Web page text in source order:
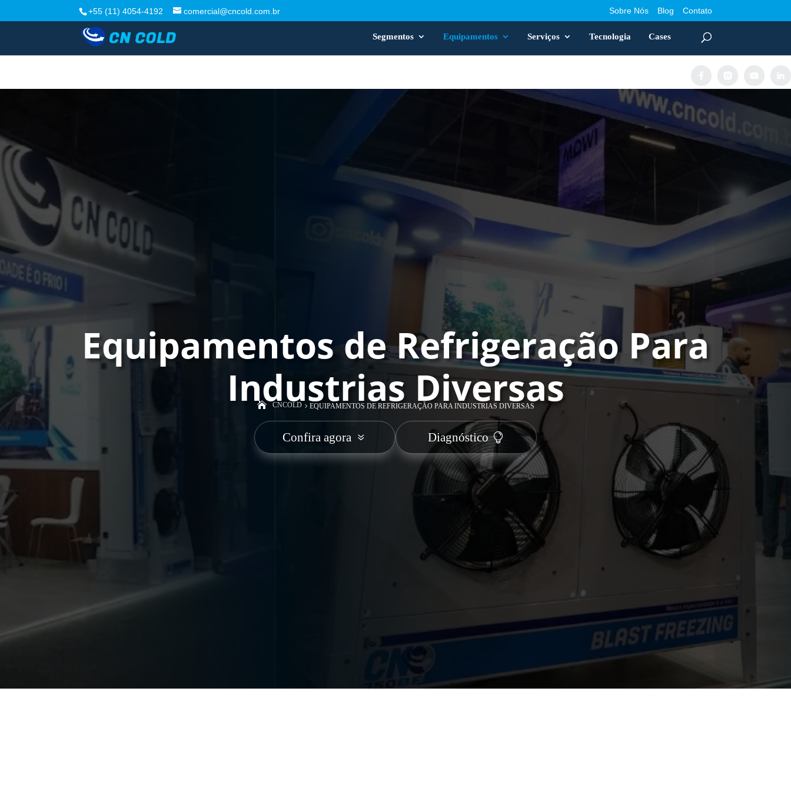
+55 (11) 4054-4192 comercial@cncold.com.br Sobre Nós Blog Contato
Segmentos Equipamentos Serviços Tecnologia Cases
Equipamentos de Refrigeração Para
Industrias Diversas
CNCOLD EQUIPAMENTOS DE REFRIGERAÇÃO PARA INDUSTRIAS DIVERSAS
Confira agora Diagnóstico